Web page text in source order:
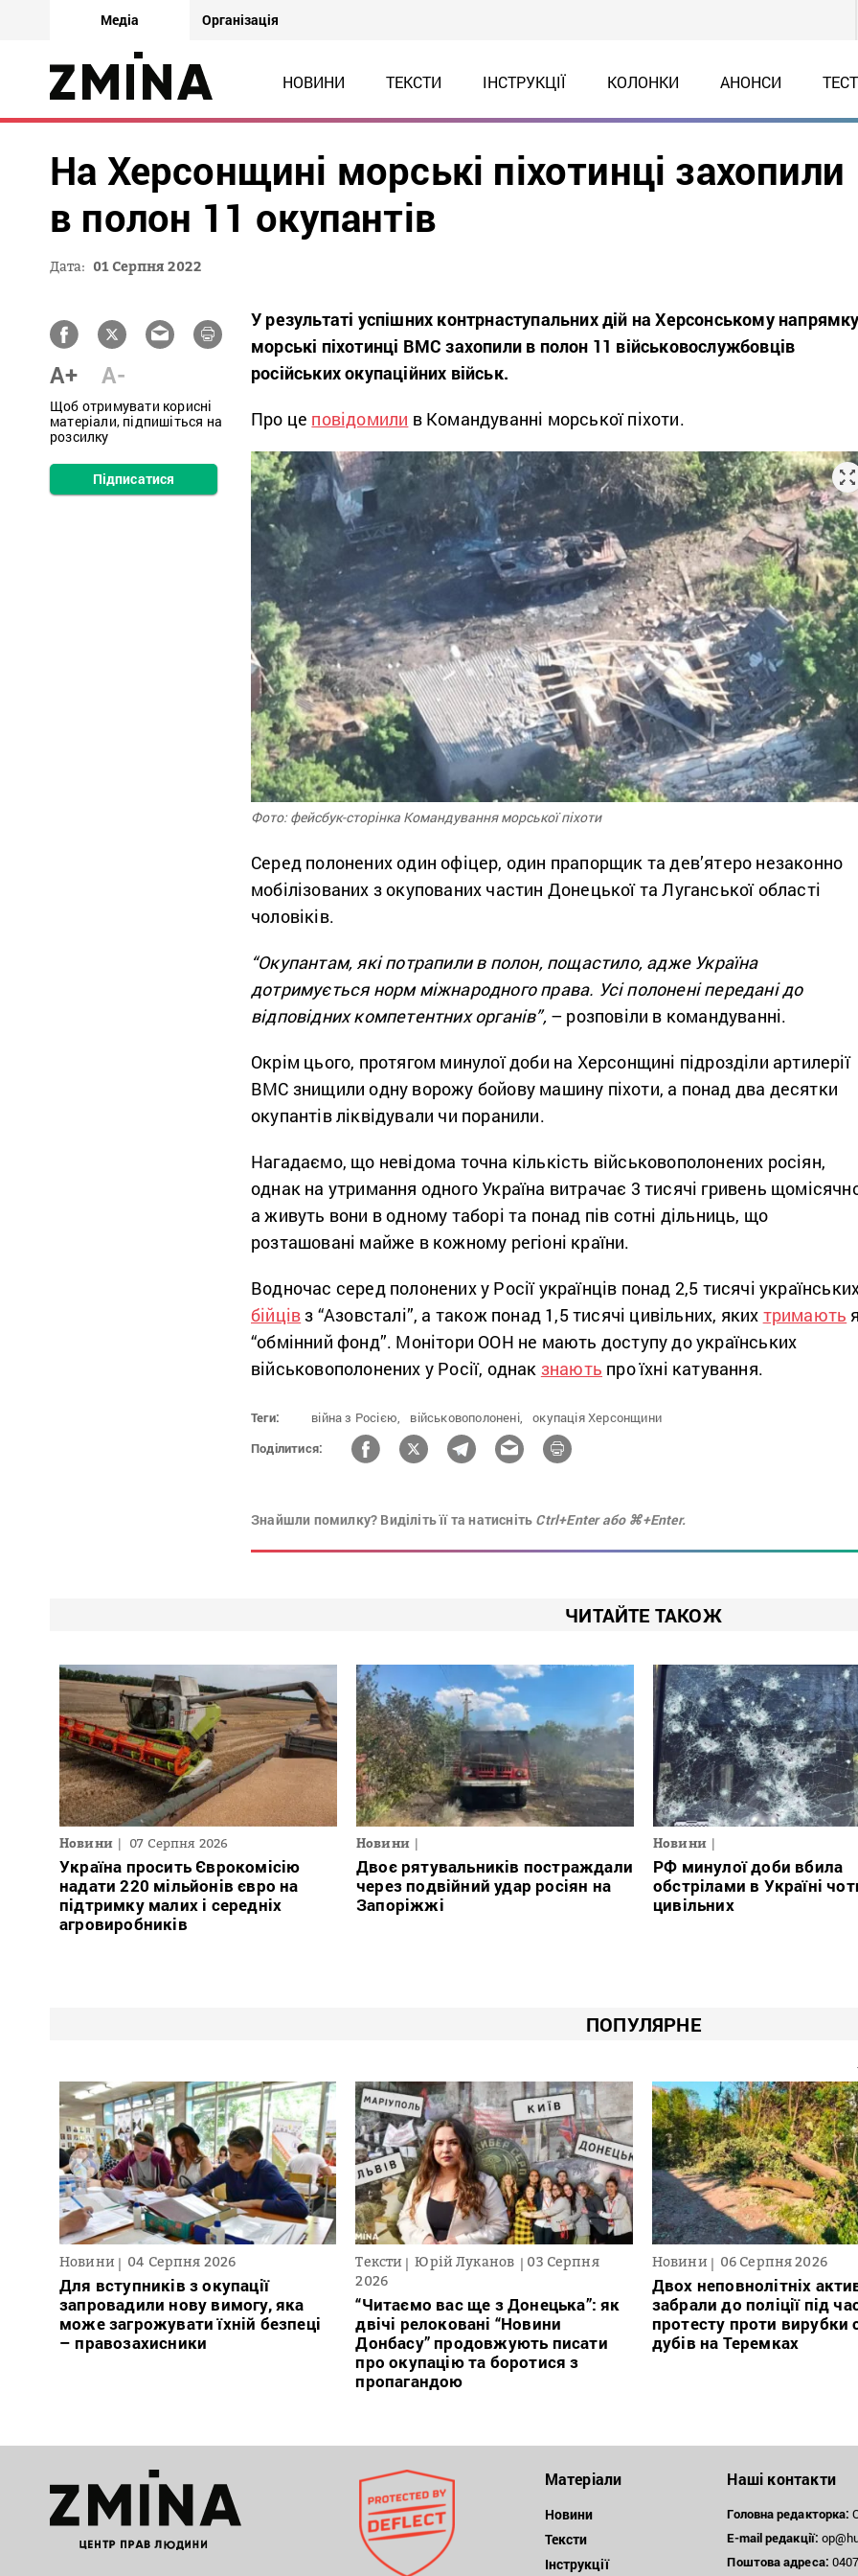
Медіа Організація
НОВИНИ ТЕКСТИ ІНСТРУКЦІЇ КОЛОНКИ АНОНСИ
На Херсонщині морські піхотинці захопили
в полон 11 окупантів
Дата: 01 Серпня 2022
A+ A-
Щоб отримувати корисні
матеріали, підпишіться на
розсилку
Підписатися
У результаті успішних контрнаступальних дій на Херсонському
морські піхотинці ВМС захопили в полон 11 військовослужбовців
російських окупаційних військ.
Про це повідомили в Командуванні морської піхоти.
Фото: фейсбук-сторінка Командування морської піхоти
Серед полонених один офіцер, один прапорщик та дев’ятеро незаконно
мобілізованих з окупованих частин Донецької та Луганської області
чоловіків.
“Окупантам, які потрапили в полон, пощастило, адже Україна
дотримується норм міжнародного права. Усі полонені передані до
відповідних компетентних органів”,– розповіли в командуванні.
Окрім цього, протягом минулої доби на Херсонщині підрозділи артилерії
ВМС знищили одну ворожу бойову машину піхоти, а понад два десятки
окупантів ліквідували чи поранили.
Нагадаємо, що невідома точна кількість військовополонених росіян,
однак на утримання одного Україна витрачає 3 тисячі гривень
а живуть вони в одному таборі та понад пів сотні дільниць, що
розташовані майже в кожному регіоні країни.
Водночас серед полонених у Росії українців понад 2,5 тисячі
бійцівз “Азовсталі”, а також понад 1,5 тисячі цивільних, яких тримають
“обмінний фонд”. Монітори ООН не мають доступу до українських
військовополонених у Росії, однак знають про їхні катування.
Теги: війна з Росією, військовополонені,
окупація Херсонщини
Поділитися:
Знайшли помилку? Виділіть її та натисніть Ctrl+Enter або ⌘+Enter.
ЧИТАЙТЕ ТАКОЖ
Новини 07 Серпня 2026
Україна просить Єврокомісію
надати 220 мільйонів євро на
підтримку малих і середніх
агровиробників
Новини
Двоє рятувальників постраждали
через подвійний удар росіян на
Запоріжжі
Новини
РФ минулої доби вбила
обстрілами в Україні
цивільних
ПОПУЛЯРНЕ
Новини 04 Серпня 2026
Для вступників з окупації
запровадили нову вимогу, яка
може загрожувати їхній безпеці
– правозахисники
Тексти Юрій Луканов
03 Серпня
2026
“Читаємо вас ще з Донецька”: як
двічі релоковані “Новини
Донбасу” продовжують писати
про окупацію та боротися з
пропагандою
Новини 06 Серпня 2026
Двох неповнолітніх
забрали до поліції під
протесту проти вирубки
дубів на Теремках
Матеріали
Новини
Тексти
Інструкції
Наші контакти
Головна редакторка:
E-mail редакції:
Поштоваадреса: